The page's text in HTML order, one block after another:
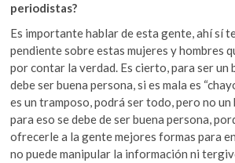
periodistas?
Es importante hablar de esta gente, ahí sí
pendiente sobre estas mujeres y hombres
por contar la verdad. Es cierto, para ser un
debe ser buena persona, si es mala es
es un tramposo, podrá ser todo, pero no
para eso se debe de ser buena persona,
ofrecerle a la gente mejores formas para
no puede manipular la información ni